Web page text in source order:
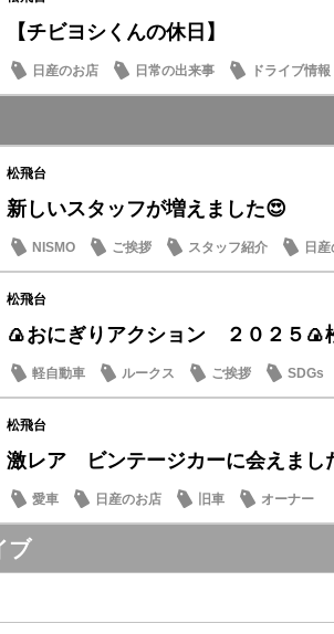
【チビヨシくんの休日】
日産のお店 日常の出来事 ドライブ情報
松飛台
新しいスタッフが増えました😍
NISMO ご挨拶 スタッフ紹介 日
松飛台
🍙おにぎりアクション ２０２５🍙
軽自動車 ルークス ご挨拶 SDGs
松飛台
激レア ビンテージカーに会えまし
愛車 日産のお店 旧車 オーナー
ブ